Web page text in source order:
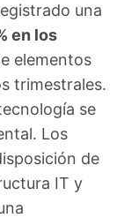
una
en los
elementos
trimestrales.
se
Los
de
IT y